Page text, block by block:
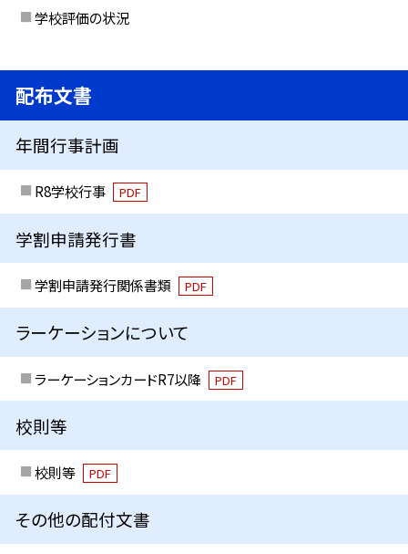
学校評価の状況
配布文書
年間行事計画
R8学校行事 PDF
学割申請発行書
学割申請発行関係書類 PDF
ラーケーションについて
ラーケーションカードR7以降 PDF
校則等
校則等 PDF
その他の配付文書